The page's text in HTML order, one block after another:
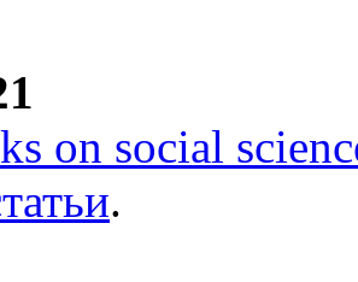
on social
.